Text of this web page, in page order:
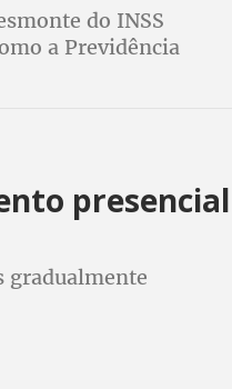
do INSS
a Previdência
presencial
gradualmente